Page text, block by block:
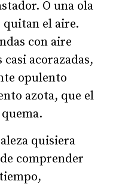
O una ola
quitan el aire.
con aire
acorazadas,
opulento
azota, que el
quisiera
comprender